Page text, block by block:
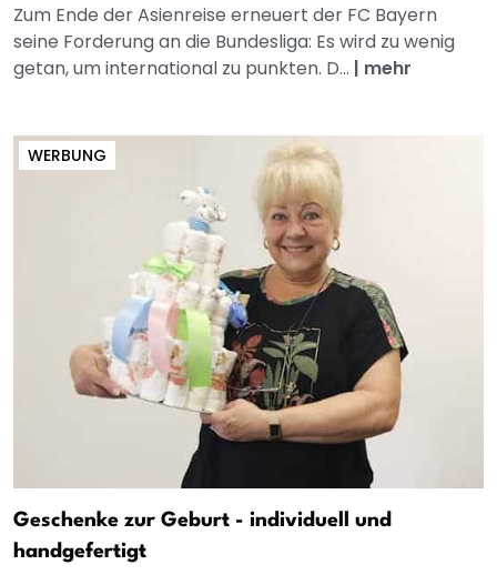
Zum Ende der Asienreise erneuert der FC Bayern
seine Forderung an die Bundesliga: Es wird zu wenig
getan, um international zu punkten. D... | mehr
WERBUNG
Geschenke zur Geburt - individuell und
handgefertigt